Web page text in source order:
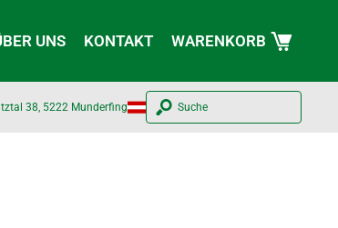
UNS KONTAKT WARENKORB
38, 5222 Munderfing Suche